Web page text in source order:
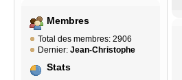
Membres
Total des membres: 2906
Dernier: Jean-Christophe
Stats